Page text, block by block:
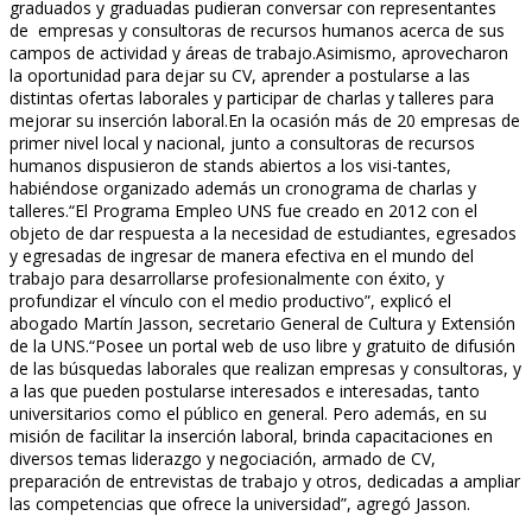
graduados y graduadas pudieran conversar con representantes
de empresas y consultoras de recursos humanos acerca de sus
campos de actividad y áreas de trabajo.Asimismo, aprovecharon
la oportunidad para dejar su CV, aprender a postularse a las
distintas ofertas laborales y participar de charlas y talleres para
mejorar su inserción laboral.En la ocasión más de 20 empresas de
primer nivel local y nacional, junto a consultoras de recursos
humanos dispusieron de stands abiertos a los visi-tantes,
habiéndose organizado además un cronograma de charlas y
talleres.“El Programa Empleo UNS fue creado en 2012 con el
objeto de dar respuesta a la necesidad de estudiantes, egresados
y egresadas de ingresar de manera efectiva en el mundo del
trabajo para desarrollarse profesionalmente con éxito, y
profundizar el vínculo con el medio productivo”, explicó el
abogado Martín Jasson, secretario General de Cultura y Extensión
de la UNS.“Posee un portal web de uso libre y gratuito de difusión
de las búsquedas laborales que realizan empresas y consultoras, y
a las que pueden postularse interesados e interesadas, tanto
universitarios como el público en general. Pero además, en su
misión de facilitar la inserción laboral, brinda capacitaciones en
diversos temas liderazgo y negociación, armado de CV,
preparación de entrevistas de trabajo y otros, dedicadas a ampliar
las competencias que ofrece la universidad”, agregó Jasson.